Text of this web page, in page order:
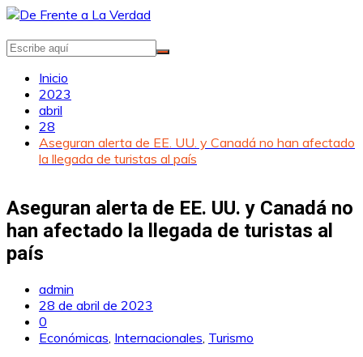
Saltar
contenido
Inicio
2023
abril
28
Aseguran alerta de EE. UU. y Canadá no han afectado
la llegada de turistas al país
Aseguran alerta de EE. UU. y Canadá no
han afectado la llegada de turistas al
país
admin
28 de abril de 2023
0
Económicas Internacionales Turismo